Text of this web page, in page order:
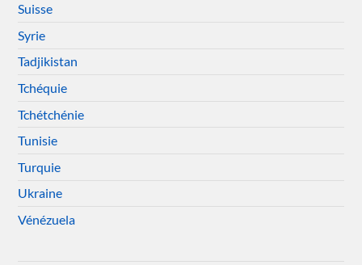
Suisse
Syrie
Tadjikistan
Tchéquie
Tchétchénie
Tunisie
Turquie
Ukraine
Vénézuela